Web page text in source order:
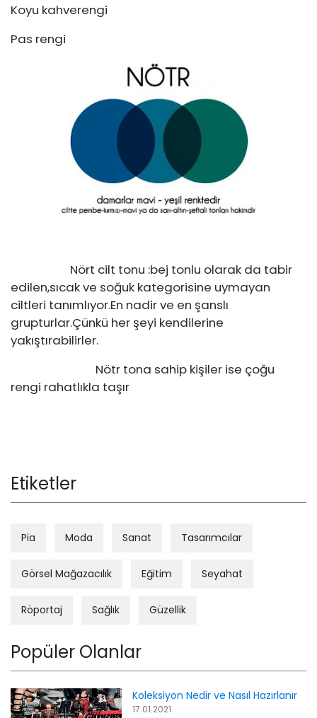
Koyu kahverengi
Pas rengi
Nört cilt tonu :bej tonlu olarak da tabir
edilen,sıcak ve soğuk kategorisine uymayan
ciltleri tanımlıyor.En nadir ve en şanslı
grupturlar.Çünkü her şeyi kendilerine
yakıştırabilirler.
Nötr tona sahip kişiler ise çoğu
rengi rahatlıkla taşır
Etiketler
Pia Moda Sanat Tasarımcılar
Görsel Mağazacılık Eğitim Seyahat
Röportaj Sağlık Güzellik
Popüler Olanlar
Koleksiyon Nedir ve Nasıl Hazırlanır
17.01.2021